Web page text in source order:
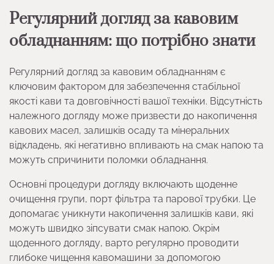
Регулярний догляд за кавовим
обладнанням: що потрібно знати
Регулярний догляд за кавовим обладнанням є
ключовим фактором для забезпечення стабільної
якості кави та довговічності вашої техніки. Відсутність
належного догляду може призвести до накопичення
кавових масел, залишків осаду та мінеральних
відкладень, які негативно впливають на смак напою та
можуть спричинити поломки обладнання.
Основні процедури догляду включають щоденне
очищення групи, порт фільтра та парової трубки. Це
допомагає уникнути накопичення залишків кави, які
можуть швидко зіпсувати смак напою. Окрім
щоденного догляду, варто регулярно проводити
глибоке чищення кавомашини за допомогою